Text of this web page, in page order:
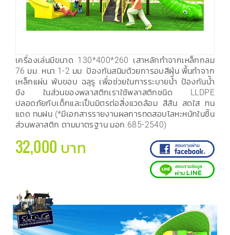
เครื่องเล่นมีขนาด 130*400*260 เสาหลักทำจากเหล็กกลม
76 มม. หนา 1-2 มม. ป้องกันสนิมด้วยการอบสีฝุ่น พื้นทำจาก
เหล็กแผ่น พับขอบ ฉลุรู เพื่อช่วยในการระบายน้ำ ป้องกันน้ำ
ขัง ในส่วนของพลาสติกเราใช้พลาสติกชนิด LLDPE
ปลอดภัยกับเด็กและเป็นมิตรต่อสิ่งแวดล้อม สีสัน สดใส ทน
แดด ทนฝน (*มีเอกสารรายงานผลการทดสอบโลหะหนักในชิ้น
ส่วนพลาสติก ตามมาตรฐาน มอก.685-2540)
32,000 บาท